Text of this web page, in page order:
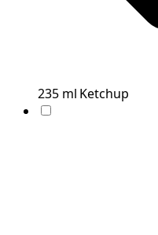
235 ml Ketchup